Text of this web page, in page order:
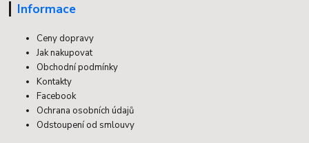
Informace
Ceny dopravy
Jak nakupovat
Obchodní podmínky
Kontakty
Facebook
Ochrana osobních údajů
Odstoupení od smlouvy